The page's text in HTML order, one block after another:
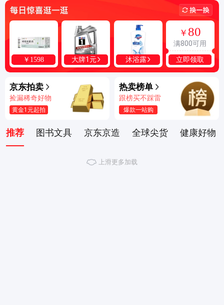
立即领取
￥ 80
满800可用
沐浴露
大牌1元
￥ 1598
京东拍卖
捡漏稀奇好物
黄金1元起拍
热卖榜单
跟榜买不踩雷
爆款一站购
推荐 图书文具 京东京造 全球尖货 健康好物
上滑更多加载